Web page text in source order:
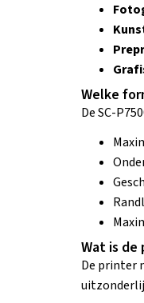
Welke
De SC-
Wat is de
De printer